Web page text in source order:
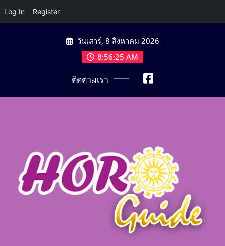
Log In Register
วันเสาร์, 8 สิงหาคม 2026
8:56:26 AM
ติดตามเรา